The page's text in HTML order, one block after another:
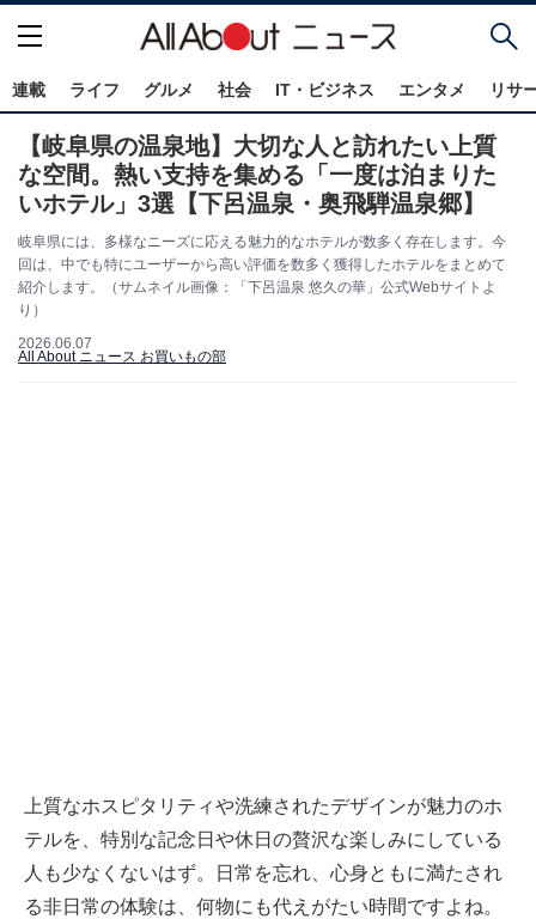
連載 ライフ グルメ 社会 IT・ビジネス エンタメ リサ
【岐阜県の温泉地】大切な人と訪れたい上質
な空間。熱い支持を集める「一度は泊まりた
いホテル」3選【下呂温泉・奥飛騨温泉郷】
岐阜県には、多様なニーズに応える魅力的なホテルが数多く存在します。今
回は、中でも特にユーザーから高い評価を数多く獲得したホテルをまとめて
紹介します。（サムネイル画像：「下呂温泉 悠久の華」公式Webサイトよ
り）
2026.06.07
All About ニュース お買いもの部
上質なホスピタリティや洗練されたデザインが魅力のホ
テルを、特別な記念日や休日の贅沢な楽しみにしている
人も少なくないはず。日常を忘れ、心身ともに満たされ
る非日常の体験は、何物にも代えがたい時間ですよね。